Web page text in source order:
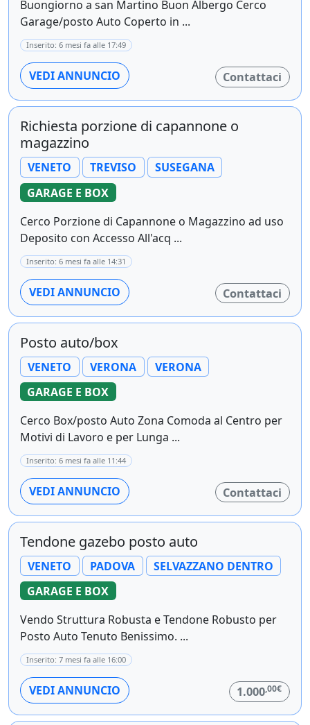
Buongiorno a san Martino Buon Albergo Cerco
Garage/posto Auto Coperto in ...
Inserito: 6 mesi fa alle 17:49
VEDI ANNUNCIO Contattaci
Richiesta porzione di capannone o
magazzino
VENETO TREVISO
SUSEGANA
GARAGE E BOX
Cerco Porzione di Capannone o Magazzino ad uso
Deposito con Accesso All'acq ...
Inserito: 6 mesi fa alle 14:31
VEDI ANNUNCIO Contattaci
Posto auto/box
VENETO VERONA
VERONA
GARAGE E BOX
Cerco Box/posto Auto Zona Comoda al Centro per
Motivi di Lavoro e per Lunga ...
Inserito: 6 mesi fa alle 11:44
VEDI ANNUNCIO Contattaci
Tendone gazebo posto auto
VENETO PADOVA
SELVAZZANO DENTRO
GARAGE E BOX
Vendo Struttura Robusta e Tendone Robusto per
Posto Auto Tenuto Benissimo. ...
Inserito: 7 mesi fa alle 16:00
VEDI ANNUNCIO 1.000,00€